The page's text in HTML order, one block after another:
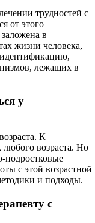
трудностей с
от этого
в
жизни человека,
идентификацию,
лежащих в
у
К
любого возраста. Но
подростковые
с этой возрастной
и подходы.
с